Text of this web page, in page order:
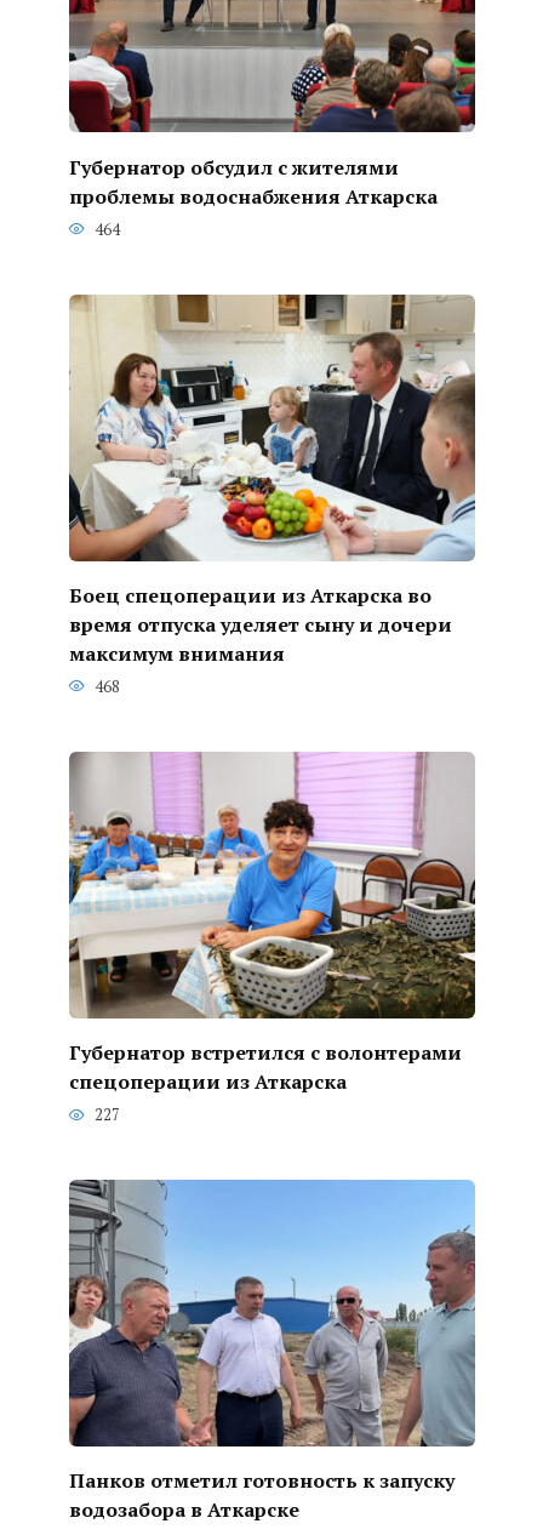
Губернатор обсудил с жителями
проблемы водоснабжения Аткарска
464
Боец спецоперации из Аткарска во
время отпуска уделяет сыну и дочери
максимум внимания
468
Губернатор встретился с волонтерами
спецоперации из Аткарска
227
Панков отметил готовность к запуску
водозабора в Аткарске